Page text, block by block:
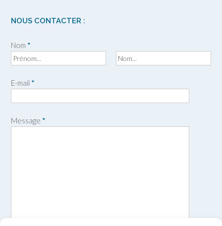
NOUS CONTACTER :
Nom *
é
E-mail *
Message *